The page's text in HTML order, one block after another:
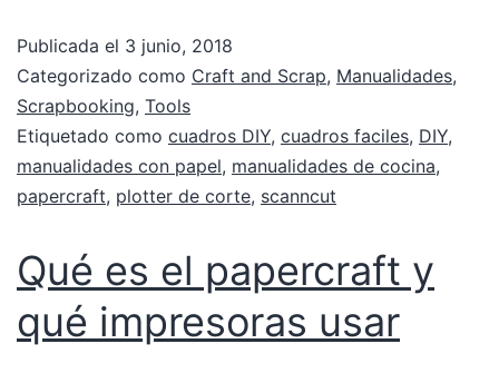
Publicada el 3 junio, 2018
Categorizado como Craft and Scrap, Manualidades,
Scrapbooking, Tools
Etiquetado como cuadros DIY, cuadros faciles, DIY,
manualidades con papel, manualidades de cocina,
papercraft, plotter de corte, scanncut
Qué es el papercraft y
qué impresoras usar